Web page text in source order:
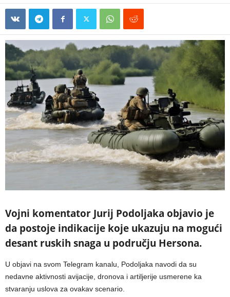
Vojni komentator Jurij Podoljaka objavio je
da postoje indikacije koje ukazuju na mogući
desant ruskih snaga u području Hersona.
U objavi na svom Telegram kanalu, Podoljaka navodi da su
nedavne aktivnosti avijacije, dronova i artiljerije usmerene ka
stvaranju uslova za ovakav scenario.